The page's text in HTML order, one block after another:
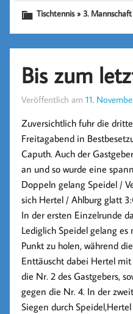
Tischtennis » 3. Mannschaft
Bis zum
Veröffentlich am11.
Zuversichtlich fuhr die
Freitagabend in
Caputh. Auch der
an und so wurde eine
Doppeln gelang Speidel /
sich Hertel / Ahlburg glatt
In der ersten Einzelrunde
Lediglich Speidel gelang
Punkt zu holen, während
Enttäuscht dabei Hertel
die Nr. 2 des Gastgebers,
gegen die Nr. 4. In der
Siegen durch